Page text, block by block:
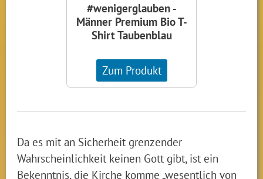
#wenigerglauben -
Männer Premium Bio T-
Shirt Taubenblau
Zum Produkt
Da es mit an Sicherheit grenzender
Wahrscheinlichkeit keinen Gott gibt, ist ein
Bekenntnis, die Kirche komme „wesentlich von